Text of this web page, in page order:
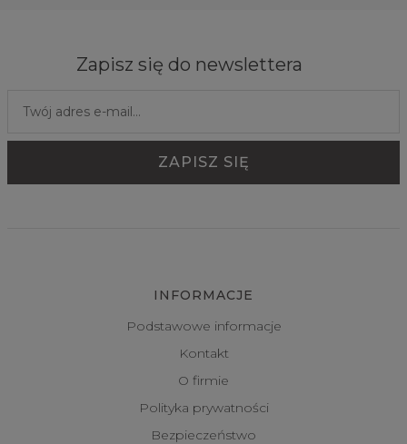
Zapisz się do newslettera
INFORMACJE
Podstawowe informacje
Kontakt
O firmie
Polityka prywatności
Bezpieczeństwo